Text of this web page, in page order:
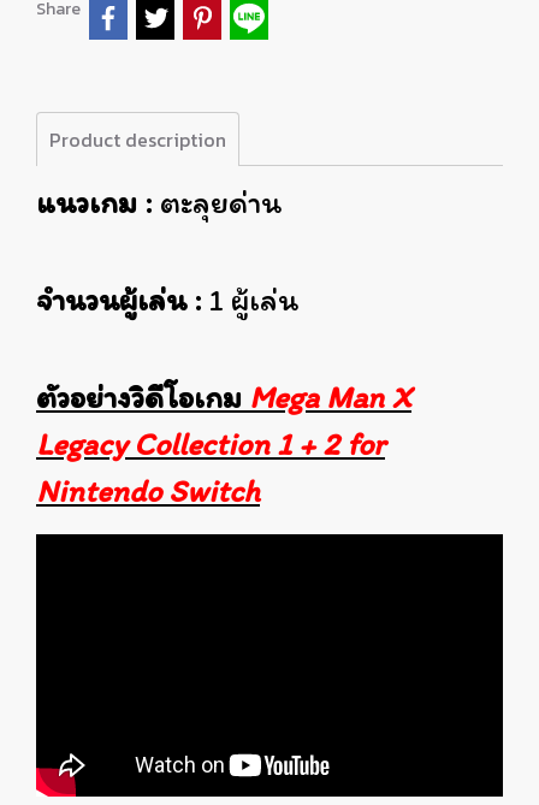
Share
Product description
แนวเกม : ตะลุยด่าน
จำนวนผู้เล่น : 1 ผู้เล่น
ตัวอย่างวิดีโอเกม Mega Man X
Legacy Collection 1 + 2 for
Nintendo Switch